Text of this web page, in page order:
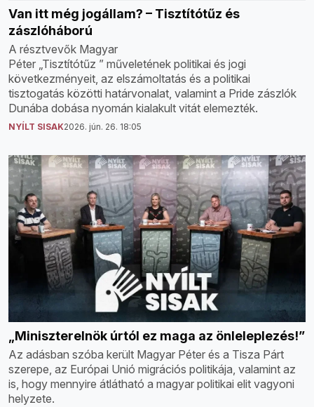
Van itt még jogállam? – Tisztítótűz és
zászlóháború
A résztvevők Magyar
Péter „Tisztítótűz ” műveletének politikai és jogi
következményeit, az elszámoltatás és a politikai
tisztogatás közötti határvonalat, valamint a Pride zászlók
Dunába dobása nyomán kialakult vitát elemezték.
NYÍLT SISAK2026. jún. 26. 18:05
„Miniszterelnök úrtól ez maga az önleleplezés!”
Az adásban szóba került Magyar Péter és a Tisza Párt
szerepe, az Európai Unió migrációs politikája, valamint az
is, hogy mennyire átlátható a magyar politikai elit vagyoni
helyzete.